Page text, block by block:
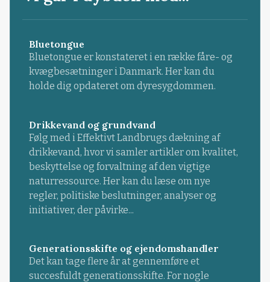
Bluetongue
Bluetongue er konstateret i en række fåre- og
kvægbesætninger i Danmark. Her kan du
holde dig opdateret om dyresygdommen.
Drikkevand og grundvand
Følg med i Effektivt Landbrugs dækning af
drikkevand, hvor vi samler artikler om kvalitet,
beskyttelse og forvaltning af den vigtige
naturressource. Her kan du læse om nye
regler, politiske beslutninger, analyser og
initiativer, der påvirke...
Generationsskifte og ejendomshandler
Det kan tage flere år at gennemføre et
succesfuldt generationsskifte. For nogle